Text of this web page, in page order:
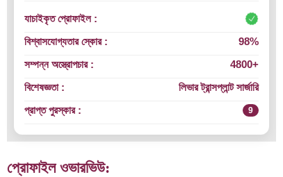
যাচাইকৃত প্রোফাইল :
বিশ্বাসযোগ্যতার স্কোর :
98%
সম্পন্ন অস্ত্রোপচার :
4800+
বিশেষজ্ঞতা :
লিভার ট্রান্সপ্লান্ট সার্জারি
প্রাপ্ত পুরস্কার :
9
প্রোফাইল ওভারভিউ: